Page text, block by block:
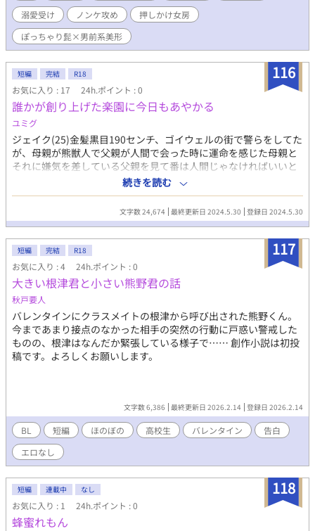
溺愛受け
ノンケ攻め
押しかけ女房
ぽっちゃり髭×男前系美形
116
短編 完結 R18
お気に入り : 17 24h.ポイント : 0
誰かが創り上げた楽園に今日もあやかる
ユミグ
ジェイク(25)金髪黒目190センチ、ゴイウェルの街で警らをしてた
が、母親が熊獣人で父親が人間で会った時に運命を感じた母親と
それに嫌気を差している父親を見て番は人間じゃなければいいと
願っていた、父が失踪して母が狂ったように職場に訪ねてくるよ
うになり嫌気が差して移動願いを出した街ベイウィンティアに人
間の番がいて絶望と共に本能が出てしまい押し倒すが嫌悪もしな
い番を不審に思い尋ねるが・・・親を見て番に執着するのが臆病
━━━エロは最後だけ、本番なし
続きを読む
文字数 24,674 最終更新日 2024.5.30 登録日 2024.5.30
117
短編 完結 R18
お気に入り : 4 24h.ポイント : 0
大きい根津君と小さい熊野君の話
秋戸要人
バレンタインにクラスメイトの根津から呼び出された熊野くん。
今まであまり接点のなかった相手の突然の行動に戸惑い警戒した
ものの、根津はなんだか緊張している様子で…… 創作小説は初投
稿です。よろしくお願いします。
文字数 6,386 最終更新日 2026.2.14 登録日 2026.2.14
BL 短編 ほのぼの 高校生 バレンタイン
告白
エロなし
118
短編 連載中 なし
お気に入り : 1 24h.ポイント : 0
蜂蜜れもん